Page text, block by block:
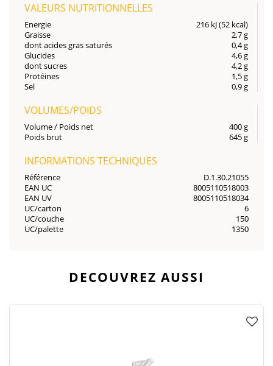
VALEURS NUTRITIONNELLES
Energie
216 kJ (52 kcal)
Graisse
2,7 g
dont acides gras saturés
0,4 g
Glucides
4,6 g
dont sucres
4,2 g
Protéines
1,5 g
Sel
0,9 g
VOLUMES/POIDS
Volume / Poids net
400 g
Poids brut
645 g
INFORMATIONS TECHNIQUES
Référence
D.1.30.21055
EAN UC
8005110518003
EAN UV
8005110518034
UC/carton
6
UC/couche
150
UC/palette
1350
DECOUVREZ AUSSI